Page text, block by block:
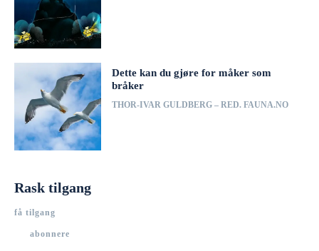
Dette kan du gjøre for måker som
bråker
THOR-IVAR GULDBERG – RED. FAUNA.NO
Rask tilgang
få tilgang
abonnere